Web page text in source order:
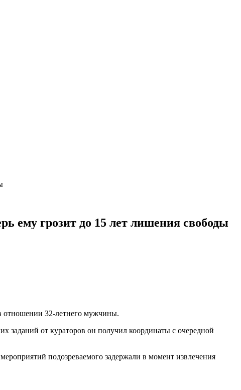
ему грозит до 15 лет лишения свободы
отношении 32-летнего мужчины.
заданий от кураторов он получил координаты с очередной
подозреваемого задержали в момент извлечения